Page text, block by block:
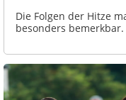
Die Folgen der Hitze
besonders